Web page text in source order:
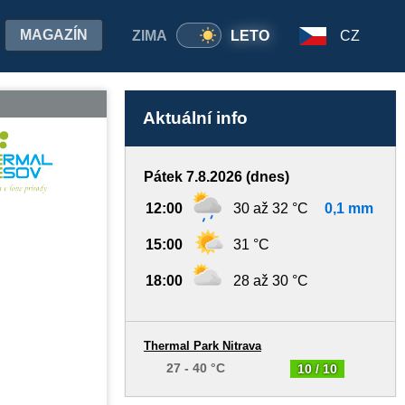
ZIMA LETO
MAGAZÍN CZ
Aktuální info
Pátek 7.8.2026 (dnes)
12:00 30 až 32 °C 0,1 mm
15:00 31 °C
18:00 28 až 30 °C
10 / 10
Thermal Park Nitrava
27 - 40 °C